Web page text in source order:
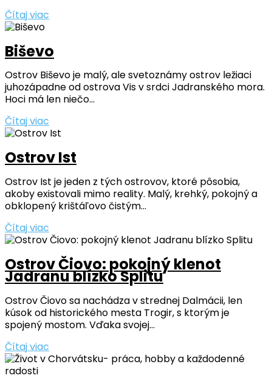
Čítaj viac
Biševo
Ostrov Biševo je malý, ale svetoznámy ostrov ležiaci
juhozápadne od ostrova Vis v srdci Jadranského mora.
Hoci má len niečo...
Čítaj viac
Ostrov Ist
Ostrov Ist je jeden z tých ostrovov, ktoré pôsobia,
akoby existovali mimo reality. Malý, krehký, pokojný a
obklopený krištáľovo čistým...
Čítaj viac
Ostrov Čiovo: pokojný klenot
Jadranu blízko Splitu
Ostrov Čiovo sa nachádza v strednej Dalmácii, len
kúsok od historického mesta Trogir, s ktorým je
spojený mostom. Vďaka svojej...
Čítaj viac